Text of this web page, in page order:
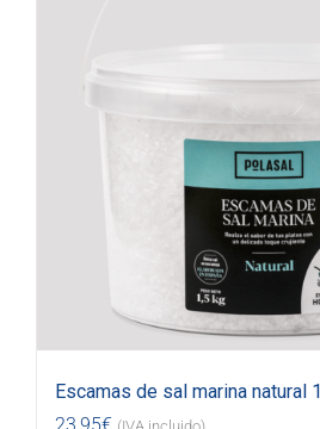
Escamas de sal marina natural